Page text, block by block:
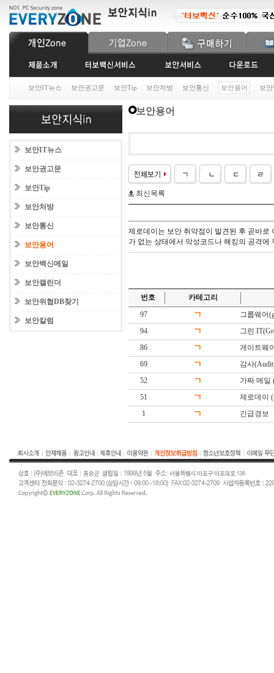
보안IT뉴스 보안권고문 보안Tip 보안처방 보안통신 보안용어 보
보안IT뉴스
보안권고문
보안Tip
보안처방
보안통신
보안용어
보안백신메일
보안캘린더
보안위협DB찾기
보안칼럼
보안용어
최신목록
제로데이는 보안 취약점이 발견된 후 곧바로
가 없는 상태에서 악성코드나 해킹의 공격에
번호
카테고리
97
ㄱ
그룹웨어
94
ㄱ
그린
86
ㄱ
게이트웨
69
ㄱ
감사
52
ㄱ
가짜 메일
51
ㄱ
제로데이
1
ㄱ 긴급경보